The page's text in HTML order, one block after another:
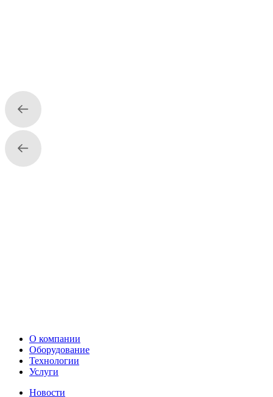
ФИО, должность
Email
Отправить
О компании
Оборудование
Технологии
Услуги
Новости